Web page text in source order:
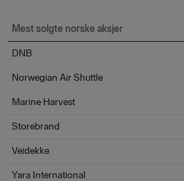
Mest solgte norske aksjer
DNB
Norwegian Air Shuttle
Marine Harvest
Storebrand
Veidekke
Yara International